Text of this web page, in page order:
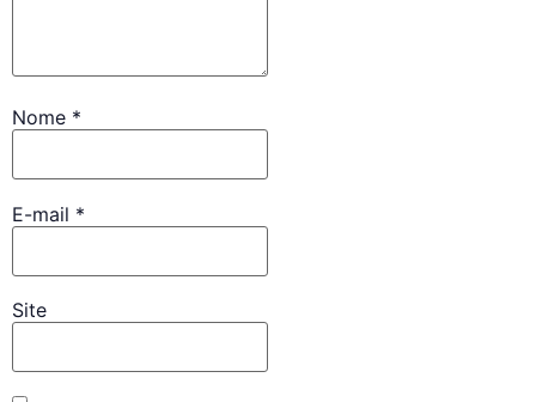
Nome *
E-mail *
Site